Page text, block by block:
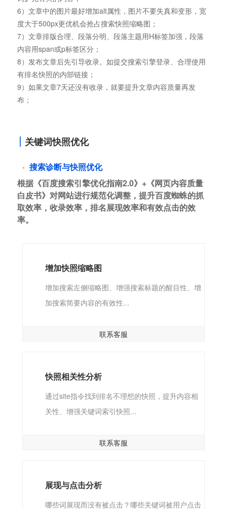
6）文章中的图片最好增加alt属性，图片不要失真和变形，宽
度大于500px更优机会抢占搜索快照缩略图；
7）文章排版合理、段落分明、段落主题用H标签加强，段落
内容用span或p标签区分；
8）发布文章后先引导收录。如提交搜索引擎登录、合理使用
有排名快照的内部链接；
9）如果文章7天还没有收录，就要提升文章内容质量再发
布；
关键词快照优化
搜索诊断与快照优化
根据《百度搜索引擎优化指南2.0》+《网页内容质量
白皮书》对网站进行规范化调整，提升百度蜘蛛的抓
取效率，收录效率，排名展现效率和有效点击的效
率。
增加快照缩略图
增加搜索左侧缩略图、增强搜索标题的醒目性、增
加搜索简要内容的有效性...
联系客服
快照相关性分析
通过site指令找到排名不理想的快照，提升内容相
关性、增强关键词索引快照...
联系客服
展现与点击分析
哪些词展现而没有被点击？哪些关键词被用户点击